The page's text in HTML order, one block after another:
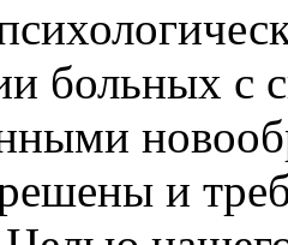
больных с
и